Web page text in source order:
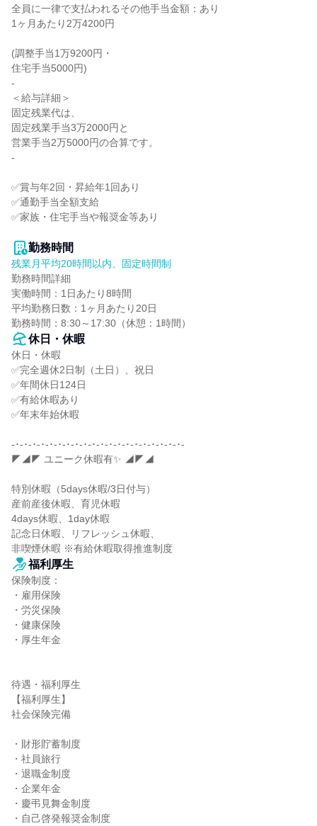
全員に一律で支払われるその他手当金額：あり
1ヶ月あたり2万4200円
(調整手当1万9200円・
住宅手当5000円)
-
＜給与詳細＞
固定残業代は、
固定残業手当3万2000円と
営業手当2万5000円の合算です。
-
✅賞与年2回・昇給年1回あり
✅通勤手当全額支給
✅家族・住宅手当や報奨金等あり
勤務時間
残業月平均20時間以内、固定時間制
勤務時間詳細
実働時間：1日あたり8時間
平均勤務日数：1ヶ月あたり20日
勤務時間：8:30～17:30（休憩：1時間）
休日・休暇
休日・休暇
✅完全週休2日制（土日）、祝日
✅年間休日124日
✅有給休暇あり
✅年末年始休暇
-･-･-･-･-･-･-･-･-･-･-･-･-･-･-･-･-･-･-･-･-
◤◢◤ ユニーク休暇有✨ ◢◤◢
特別休暇（5days休暇/3日付与）
産前産後休暇、育児休暇
4days休暇、1day休暇
記念日休暇、リフレッシュ休暇、
非喫煙休暇 ※有給休暇取得推進制度
福利厚生
保険制度：
・雇用保険
・労災保険
・健康保険
・厚生年金
待遇・福利厚生
【福利厚生】
社会保険完備
・財形貯蓄制度
・社員旅行
・退職金制度
・企業年金
・慶弔見舞金制度
・自己啓発報奨金制度